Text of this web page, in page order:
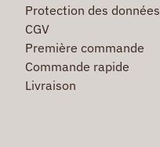
Protection des données
CGV
Première commande
Commande rapide
Livraison